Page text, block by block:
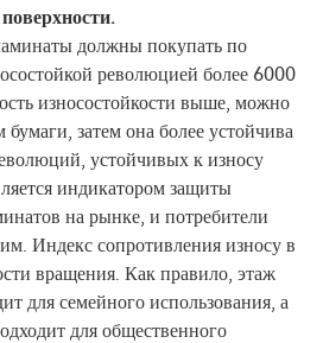
должны покупать по
революцией более 6000
износостойкости выше, можно
бумаги, затем она более устойчива
устойчивых к износу
индикатором защиты
на рынке, и потребители
Индекс сопротивления износу в
вращения. Как правило, этаж
для семейного использования, а
для общественного